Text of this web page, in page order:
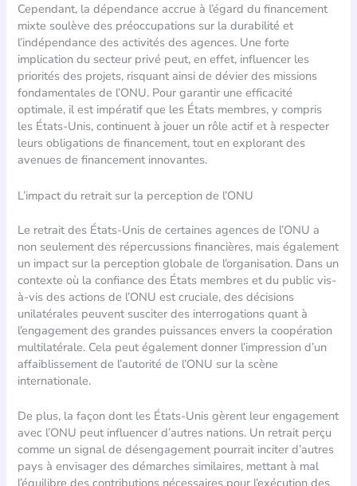
Cependant, la dépendance accrue à l’égard du financement
mixte soulève des préoccupations sur la durabilité et
l’indépendance des activités des agences. Une forte
implication du secteur privé peut, en effet, influencer les
priorités des projets, risquant ainsi de dévier des missions
fondamentales de l’ONU. Pour garantir une efficacité
optimale, il est impératif que les États membres, y compris
les États-Unis, continuent à jouer un rôle actif et à respecter
leurs obligations de financement, tout en explorant des
avenues de financement innovantes.
L’impact du retrait sur la perception de l’ONU
Le retrait des États-Unis de certaines agences de l’ONU a
non seulement des répercussions financières, mais également
un impact sur la perception globale de l’organisation. Dans un
contexte où la confiance des États membres et du public vis-
à-vis des actions de l’ONU est cruciale, des décisions
unilatérales peuvent susciter des interrogations quant à
l’engagement des grandes puissances envers la coopération
multilatérale. Cela peut également donner l’impression d’un
affaiblissement de l’autorité de l’ONU sur la scène
internationale.
De plus, la façon dont les États-Unis gèrent leur engagement
avec l’ONU peut influencer d’autres nations. Un retrait perçu
comme un signal de désengagement pourrait inciter d’autres
pays à envisager des démarches similaires, mettant à mal
l’équilibre des contributions nécessaires pour l’exécution des